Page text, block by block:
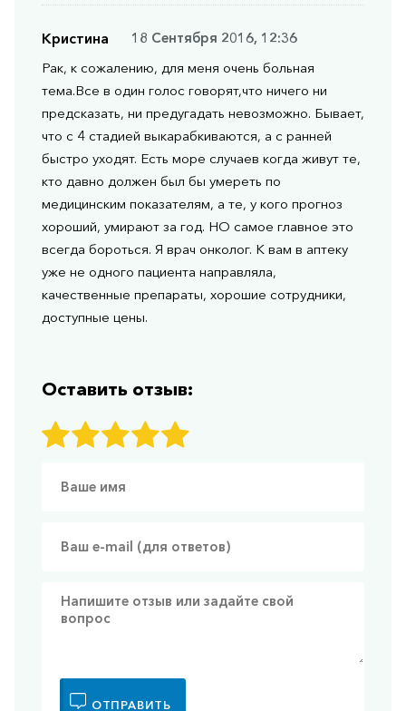
Кристина
18 Сентября 2016, 12:36
Рак, к сожалению, для меня очень больная
тема.Все в один голос говорят,что ничего ни
предсказать, ни предугадать невозможно. Бывает,
что с 4 стадией выкарабкиваются, а с ранней
быстро уходят. Есть море случаев когда живут те,
кто давно должен был бы умереть по
медицинским показателям, а те, у кого прогноз
хороший, умирают за год. НО самое главное это
всегда бороться. Я врач онколог. К вам в аптеку
уже не одного пациента направляла,
качественные препараты, хорошие сотрудники,
доступные цены.
Оставить отзыв:
ОТПРАВИТЬ